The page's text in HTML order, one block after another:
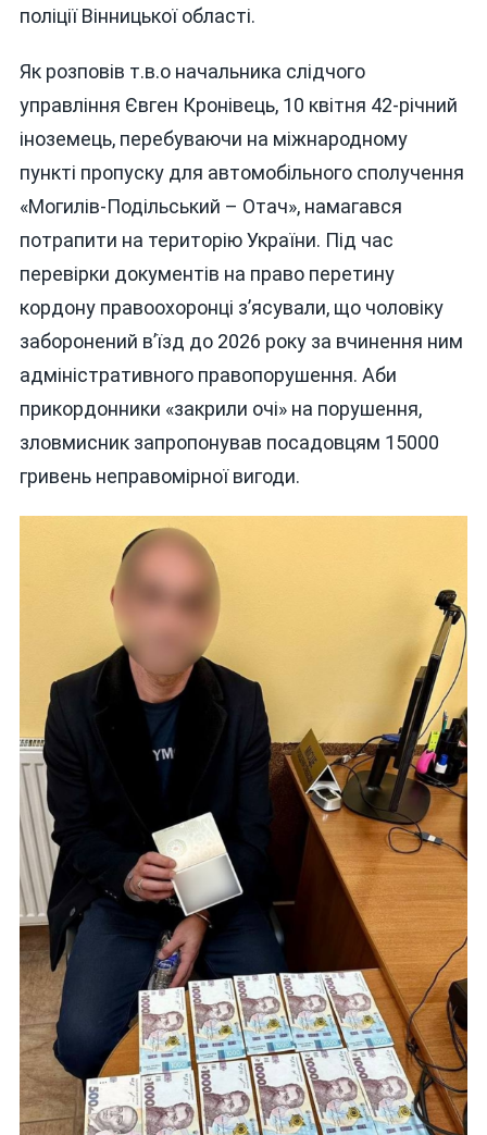
поліції Вінницької області.
Як розповів т.в.о начальника слідчого
управління Євген Кронівець, 10 квітня 42-річний
іноземець, перебуваючи на міжнародному
пункті пропуску для автомобільного сполучення
«Могилів-Подільський – Отач», намагався
потрапити на територію України. Під час
перевірки документів на право перетину
кордону правоохоронці з’ясували, що чоловіку
заборонений в’їзд до 2026 року за вчинення ним
адміністративного правопорушення. Аби
прикордонники «закрили очі» на порушення,
зловмисник запропонував посадовцям 15000
гривень неправомірної вигоди.